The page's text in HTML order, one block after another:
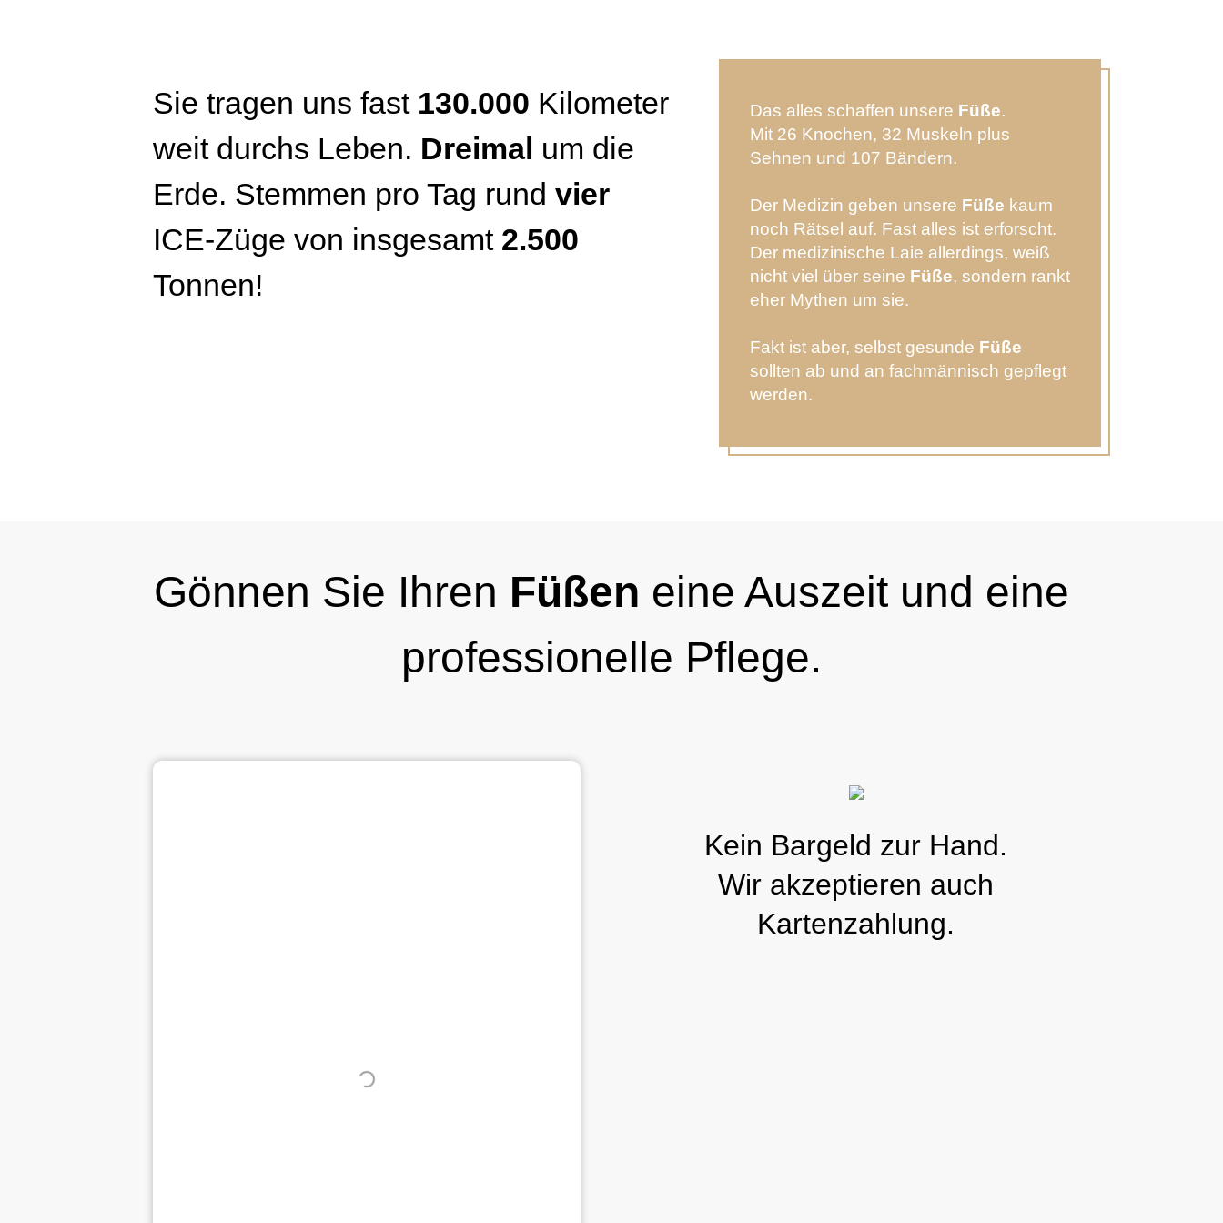
Sie tragen uns fast 130.000 Kilometer
weit durchs Leben. Dreimal um die
Erde. Stemmen pro Tag rundvier
ICE-Züge von insgesamt 2.500
Tonnen!
Das alles schaffen unsere Füße.
Mit 26 Knochen, 32 Muskeln plus
Sehnen und 107 Bändern.
Der Medizin geben unsere Füße kaum
noch Rätsel auf. Fast alles ist erforscht.
Der medizinische Laie allerdings, weiß
nicht viel über seine Füße, sondern rankt
eher Mythen um sie.
Fakt ist aber, selbst gesunde Füße
sollten ab und an fachmännisch gepflegt
werden.
Gönnen Sie Ihren Füßen eine Auszeit und eine
professionelle Pflege.
Kein Bargeld zur Hand.
Wir akzeptieren auch
Kartenzahlung.